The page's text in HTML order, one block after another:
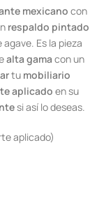
mexicano con
respaldo pintado
Es la pieza
alta gama con un
tu mobiliario
aplicado en su
si así lo deseas.
aplicado)